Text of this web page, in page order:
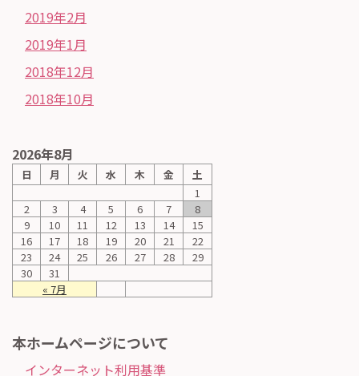
2019年2月
2019年1月
2018年12月
2018年10月
2026年8月
日 月 火 水 木 金 土
« 7月
1
2
3 4 5 6 7
8
9
10 11 12 13 14
15
16
17 18 19 20 21
22
23
24 25 26 27 28
29
30
31
本ホームページについて
インターネット利用基準